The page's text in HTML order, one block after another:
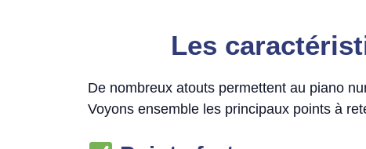
Les
De nombreux atouts permettent au piano
Voyons ensemble les principaux points à